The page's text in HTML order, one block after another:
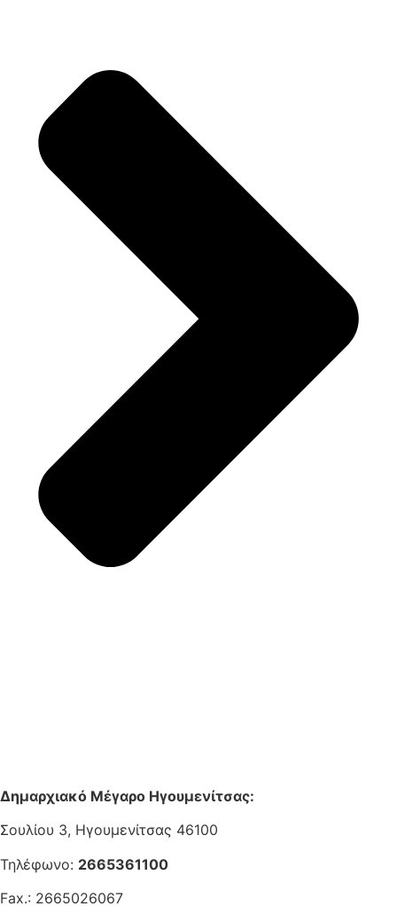
Δημαρχιακό Μέγαρο Ηγουμενίτσας:
Σουλίου 3, Ηγουμενίτσας 46100
Τηλέφωνο: 2665361100
Fax.: 2665026067